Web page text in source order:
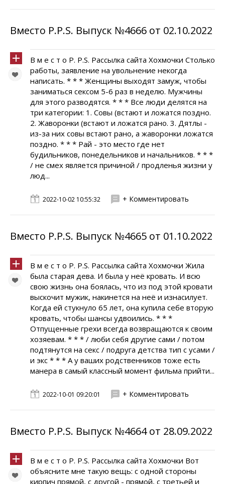
Вместо P.P.S. Выпуск №4666 от 02.10.2022
В м е с т о P. P.S. Рассылка сайта Хохмочки Столько
работы, заявление на увольнение некогда
написать. * * * Женщины выходят замуж, чтобы
заниматься сексом 5-6 раз в неделю. Мужчины
для этого разводятся. * * * Все люди делятся на
три категории: 1. Совы (встают и ложатся поздно.
2. Жаворонки (встают и ложатся рано. 3. Дятлы -
из-за них совы встают рано, а жаворонки ложатся
поздно. * * * Рай - это место где нет
будильников, понедельников и начальников. * * *
/ не смех является причиной / продленья жизни у
люд...
2022-10-02 10:55:32 + Комментировать
Вместо P.P.S. Выпуск №4665 от 01.10.2022
В м е с т о P. P.S. Рассылка сайта Хохмочки Жила
была старая дева. И была у неё кровать. И всю
свою жизнь она боялась, что из под этой кровати
выскочит мужик, накинется на неё и изнасилует.
Когда ей стукнуло 65 лет, она купила себе вторую
кровать, чтобы шансы удвоились. * * *
Отпущенные грехи всегда возвращаются к своим
хозяевам. * * * / люби себя другие сами / потом
подтянутся на секс / подруга детства тип с усами /
и экс * * * А у ваших родственников тоже есть
манера в самый классный момент фильма прийти...
2022-10-01 09:20:01 + Комментировать
Вместо P.P.S. Выпуск №4664 от 28.09.2022
В м е с т о P. P.S. Рассылка сайта Хохмочки Вот
объясните мне такую вещь: с одной стороны
кирпич прямой, с другой - прямой, с третьей и